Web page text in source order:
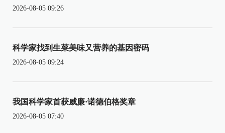
2026-08-05 09:26
科学家找到生菜美味又营养的基因密码
2026-08-05 09:24
我国科学家首获威廉·诺德伯格奖章
2026-08-05 07:40